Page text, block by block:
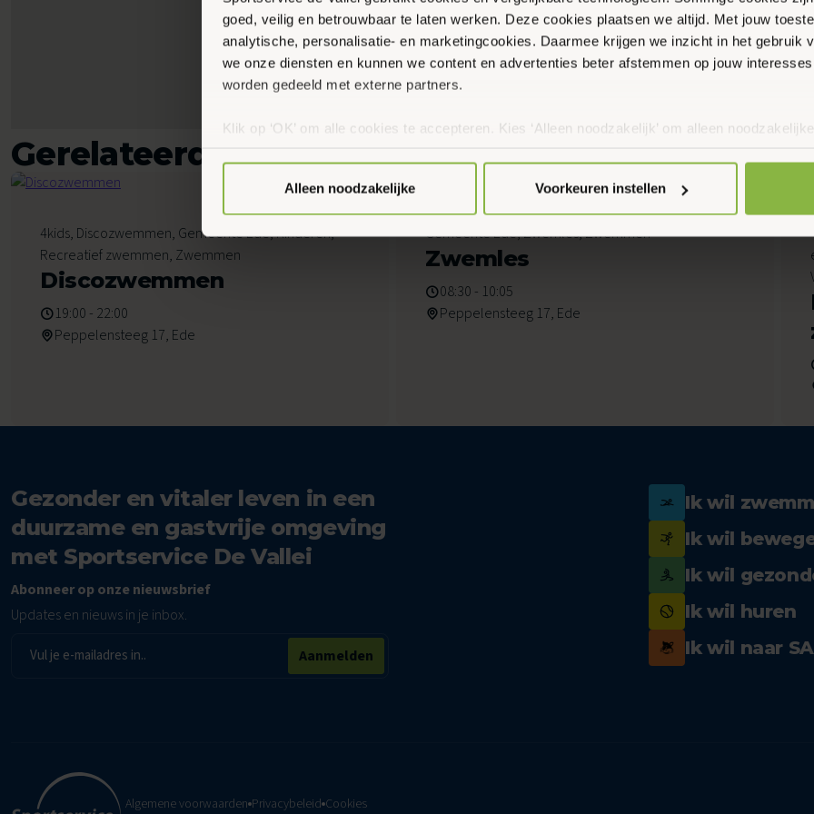
goed, veilig en betrouwbaar te laten werken. Deze cookies plaatsen we altijd. Met jouw
analytische, personalisatie- en marketingcookies. Daarmee krijgen we inzicht in het gebruik
we onze diensten en kunnen we content en advertenties beter afstemmen op jouw
worden gedeeld met externe partners.
Klik op ‘OK’ om alle cookies te accepteren. Kies ‘Alleen noodzakelijk’ om alleen
Alleen noodzakelijke
Voorkeuren instellen
Gerelateerde activiteiten
7
Augustus 2026
4kids, Discozwemmen, Gemeente Ede, Kinderen,
Recreatief zwemmen, Zwemmen
Discozwemmen
19:00 - 22:00
Peppelensteeg 17, Ede
Augustus 2026
Gemeente Ede, Zwemles, Zwemmen
Zwemles
08:30 - 10:05
Peppelensteeg 17, Ede
Gezonder en vitaler leven in een
duurzame en gastvrije omgeving
met Sportservice De Vallei
Abonneer op onze nieuwsbrief
Updates en nieuws in je inbox.
E-
Aanmelden
Ik wil
Ik wil
Ik wil
Ik wil huren
Ik wil naar
Algemene voorwaarden Privacybeleid Cookies